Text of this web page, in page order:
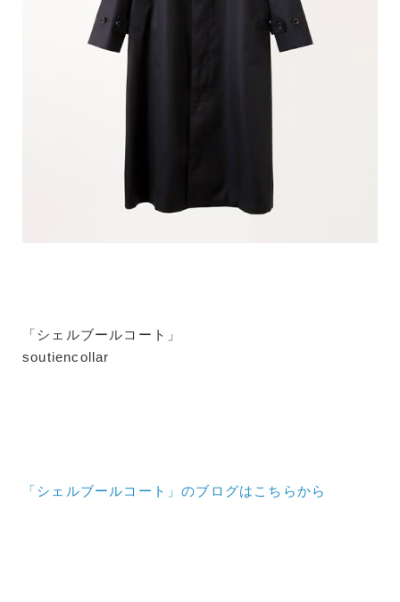
「シェルブールコート」
soutiencollar
「シェルブールコート」のブログはこちらから